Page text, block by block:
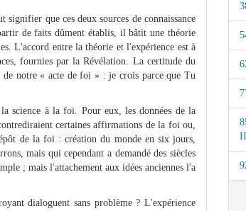
que ces deux sources de connaissance
de faits dûment établis, il bâtit une théorie
L'accord entre la théorie et l'expérience est à
fournies par la Révélation. La certitude du
notre « acte de foi » : je crois parce que Tu
science à la foi. Pour eux, les données de la
certaines affirmations de la foi ou,
de la foi : création du monde en six jours,
mais qui cependant a demandé des siècles
; mais l'attachement aux idées anciennes l'a
dialoguent sans problème ? L'expérience
II